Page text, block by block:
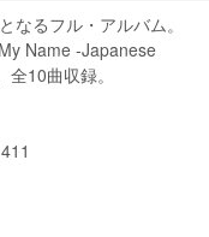
なるフル・アルバム。
Name -Japanese
10曲収録。